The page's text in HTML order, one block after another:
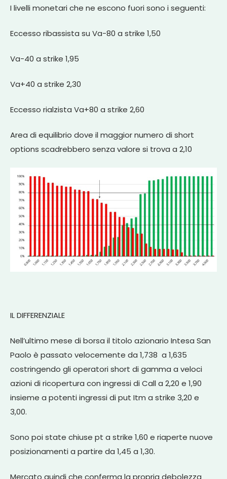
I livelli monetari che ne escono fuori sono i seguenti:
Eccesso ribassista su Va-80 a strike 1,50
Va-40 a strike 1,95
Va+40 a strike 2,30
Eccesso rialzista Va+80 a strike 2,60
Area di equilibrio dove il maggior numero di short
options scadrebbero senza valore si trova a 2,10
IL DIFFERENZIALE
Nell’ultimo mese di borsa il titolo azionario Intesa San
Paolo è passato velocemente da 1,738 a 1,635
costringendo gli operatori short di gamma a veloci
azioni di ricopertura con ingressi di Call a 2,20 e 1,90
insieme a potenti ingressi di put Itm a strike 3,20 e
3,00.
Sono poi state chiuse pt a strike 1,60 e riaperte nuove
posizionamenti a partire da 1,45 a 1,30.